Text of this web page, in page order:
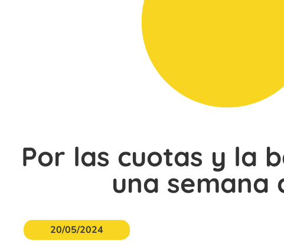
Por las cuotas y la
una semana
20/05/2024